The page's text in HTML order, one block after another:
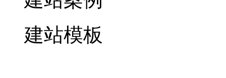
建站模板